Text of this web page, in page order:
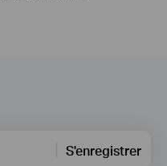
S'enregistrer